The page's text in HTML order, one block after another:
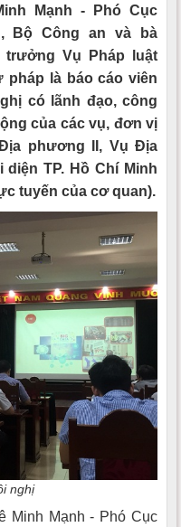
Mạnh - Phó Cục
Bộ Công an và bà
trưởng Vụ Pháp luật
pháp là báo cáo viên
có lãnh đạo, công
của các vụ, đơn vị
phương II, Vụ Địa
TP. Hồ Chí Minh
tuyến của cơ quan).
nghị
Minh Mạnh - Phó Cục